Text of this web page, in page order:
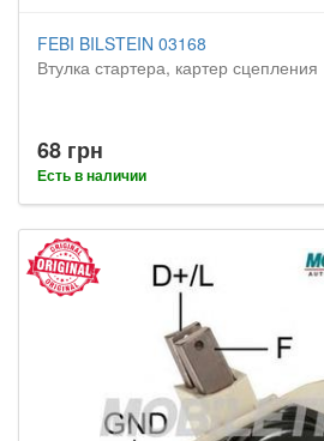
FEBI BILSTEIN 03168
Втулка стартера, картер сцепления
68 грн
Есть в наличии